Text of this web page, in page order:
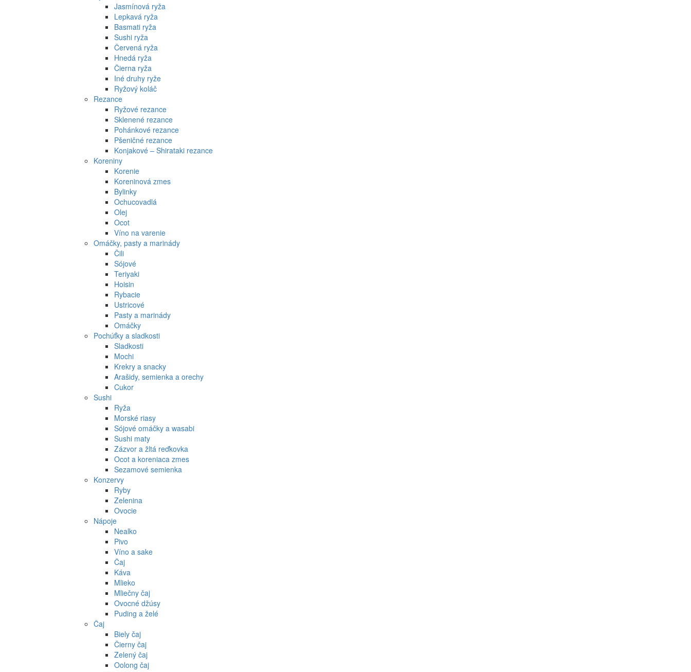
Jasmínová ryža
Lepkavá ryža
Basmati ryža
Sushi ryža
Červená ryža
Hnedá ryža
Čierna ryža
Iné druhy ryže
Ryžový koláč
Rezance
Ryžové rezance
Sklenené rezance
Pohánkové rezance
Pšeničné rezance
Konjakové – Shirataki rezance
Koreniny
Korenie
Koreninová zmes
Bylinky
Ochucovadlá
Olej
Ocot
Víno na varenie
Omáčky, pasty a marinády
Čili
Sójové
Teriyaki
Hoisin
Rybacie
Ustricové
Pasty a marinády
Omáčky
Pochúťky a sladkosti
Sladkosti
Mochi
Krekry a snacky
Arašidy, semienka a orechy
Cukor
Sushi
Ryža
Morské riasy
Sójové omáčky a wasabi
Sushi maty
Zázvor a žltá reďkovka
Ocot a koreniaca zmes
Sezamové semienka
Konzervy
Ryby
Zelenina
Ovocie
Nápoje
Nealko
Pivo
Víno a sake
Čaj
Káva
Mlieko
Mliečny čaj
Ovocné džúsy
Puding a želé
Čaj
Biely čaj
Čierny čaj
Zelený čaj
Oolong čaj